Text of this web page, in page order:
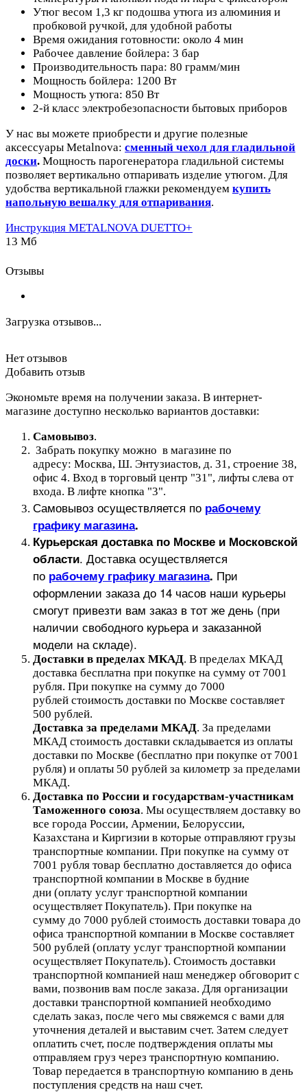
Утюг весом 1,3 кг подошва утюга из алюминия и
пробковой ручкой, для удобной работы
Время ожидания готовности: около 4 мин
Рабочее давление бойлера: 3 бар
Производительность пара: 80 грамм/мин
Мощность бойлера: 1200 Вт
Мощность утюга: 850 Вт
2-й класс электробезопасности бытовых приборов
У нас вы можете приобрести и другие полезные
аксессуары Metalnova: сменный чехол для гладильной
доски. Мощность парогенератора гладильной системы
позволяет вертикально отпаривать изделие утюгом. Для
удобства вертикальной глажки рекомендуем купить
напольную вешалку для отпаривания.
Инструкция METALNOVA DUETTO+
13 Мб
Отзывы
Загрузка отзывов...
Нет отзывов
Добавить отзыв
Экономьте время на получении заказа. В интернет-
магазине доступно несколько вариантов доставки:
Самовывоз.
Забрать покупку можно в магазине по
адресу: Москва, Ш. Энтузиастов, д. 31, строение 38,
офис 4. Вход в торговый центр "31", лифты слева от
входа. В лифте кнопка "3".
Самовывоз осуществляется по рабочему
графику магазина.
Курьерская доставка по Москве и Московской
области. Доставка осуществляется
по рабочему графику магазина. При
оформлении заказа до 14 часов наши курьеры
смогут привезти вам заказ в тот же день (при
наличии свободного курьера и заказанной
модели на складе).
Доставки в пределах МКАД. В пределах МКАД
доставка бесплатна при покупке на сумму от 7001
рубля. При покупке на сумму до 7000
рублей стоимость доставки по Москве составляет
500 рублей.
Доставка за пределами МКАД. За пределами
МКАД стоимость доставки складывается из оплаты
доставки по Москве (бесплатно при покупке от 7001
рубля) и оплаты 50 рублей за километр за пределами
МКАД.
Доставка по России и государствам-участникам
Таможенного союза. Мы осуществляем доставку во
все города России, Армении, Белоруссии,
Казахстана и Киргизии в которые отправляют грузы
транспортные компании. При покупке на сумму от
7001 рубля товар бесплатно доставляется до офиса
транспортной компании в Москве в будние
дни (оплату услуг транспортной компании
осуществляет Покупатель). При покупке на
сумму до 7000 рублей стоимость доставки товара до
офиса транспортной компании в Москве составляет
500 рублей (оплату услуг транспортной компании
осуществляет Покупатель). Стоимость доставки
транспортной компанией наш менеджер обговорит с
вами, позвонив вам после заказа. Для организации
доставки транспортной компанией необходимо
сделать заказ, после чего мы свяжемся с вами для
уточнения деталей и выставим счет. Затем следует
оплатить счет, после подтверждения оплаты мы
отправляем груз через транспортную компанию.
Товар передается в транспортную компанию в день
поступления средств на наш счет.